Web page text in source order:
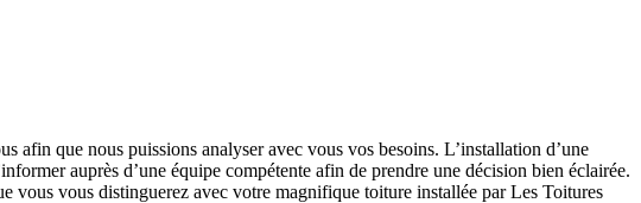
afin que nous puissions analyser avec vous vos besoins. L’installation d’une
auprès d’une équipe compétente afin de prendre une décision bien éclairée.
vous vous distinguerez avec votre magnifique toiture installée par Les Toitures